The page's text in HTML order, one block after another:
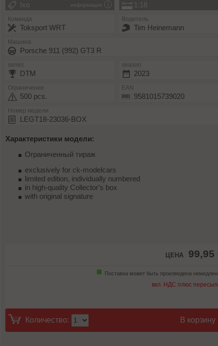
информация
Ixo 1:18
Команда
Toksport WRT
Водитель
Tim Heinemann
Машина
Porsche 911 (992) GT3 R
series
DTM
season
2023
Ограничение
500 pcs.
EAN
9581015739020
Номер модели
LEGT18-23036-BOX
Характеристики модели:
Ограниченный тираж
exclusively for ck-modelcars
limited edition, individually numbered
in high-quality Collector's box
with original signature
ЦЕНА 99,95
Поставка может быть произведена
вкл. НДС плюс
Количество: В корзину